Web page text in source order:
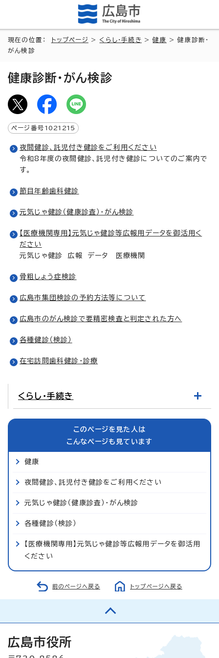
現在の位置： トップページ > くらし・手続き >健康
> 健康診断・
がん検診
健康診断・がん検診
ページ番号 1021215
夜間健診、託児付き健診をご利用ください
令和8年度の夜間健診、託児付き健診についてのご案内で
す。
節目年齢歯科健診
元気じゃ健診（健康診査）・がん検診
【医療機関専用】元気じゃ健診等広報用データを御活用く
ださい
元気じゃ健診 広報 データ 医療機関
骨粗しょう症検診
広島市集団検診の予約方法等について
広島市のがん検診で要精密検査と判定された方へ
各種健診（検診）
在宅訪問歯科健診・診療
くらし・手続き
このページを見た人は
こんなページも見ています
健康
夜間健診、託児付き健診をご利用ください
元気じゃ健診（健康診査）・がん検診
各種健診（検診）
【医療機関専用】元気じゃ健診等広報用データを御活用
ください
前のページへ戻る トップページへ戻る
広島市役所